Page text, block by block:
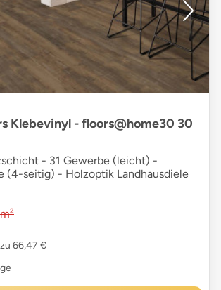
Klebevinyl - floors@home30 30
- 31 Gewerbe (leicht) -
(4-seitig) - Holzoptik Landhausdiele
66,47 €